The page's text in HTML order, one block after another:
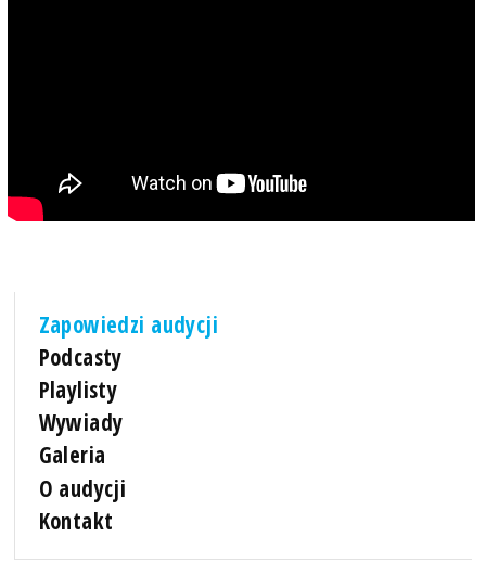
Zapowiedzi audycji
Podcasty
Playlisty
Wywiady
Galeria
O audycji
Kontakt